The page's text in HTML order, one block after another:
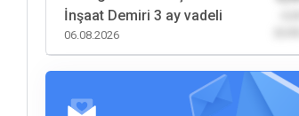
İnşaat Demiri 3 ay vadeli
06.08.2026